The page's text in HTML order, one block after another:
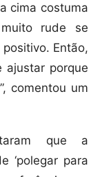
cima costuma
rude se
Então,
ajustar porque
comentou um
que a
‘polegar para